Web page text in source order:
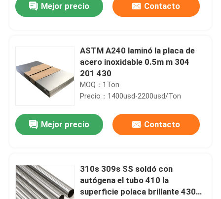
Mejor precio Contacto
ASTM A240 laminó la placa de
acero inoxidable 0.5m m 304
201 430
MOQ：1Ton
Precio：1400usd-2200usd/Ton
Mejor precio Contacto
310s 309s SS soldó con
autógena el tubo 410 la
superficie polaca brillante 430